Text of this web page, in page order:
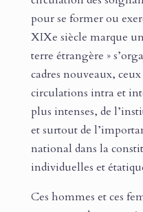
pour se former ou
XIXe siècle marque
terre étrangère »
cadres nouveaux,
circulations intra et
plus intenses, de
et surtout de
national dans la
individuelles et
Ces hommes et ces